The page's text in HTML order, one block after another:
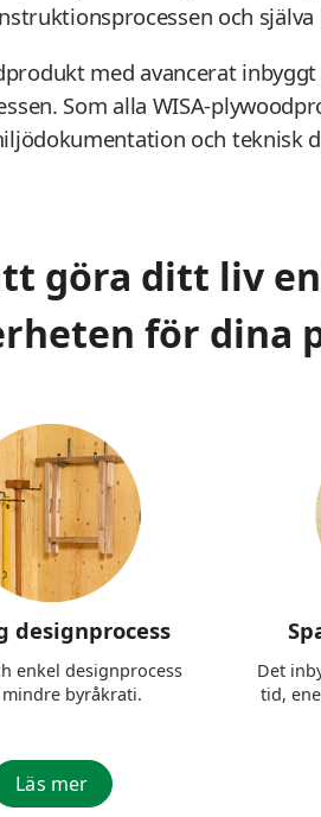
och
med avancerat
Som alla WISA-
och teknisk
göra ditt liv
för dina
designprocess
enkel designprocess
byråkrati.
Läs mer
Det
tid,